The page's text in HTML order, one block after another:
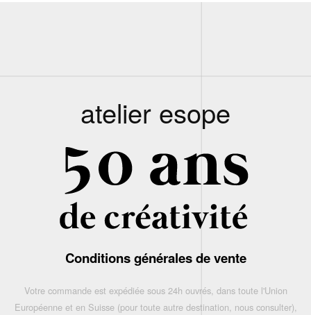
atelier esope
Conditions générales de vente
Votre commande est expédiée sous 24h ouvrés, dans toute l'Union
Européenne et en Suisse (pour toute autre destination, nous consulter),